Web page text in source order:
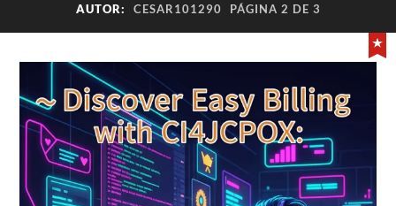
AUTOR: CESAR101290 PÁGINA 2 DE 3